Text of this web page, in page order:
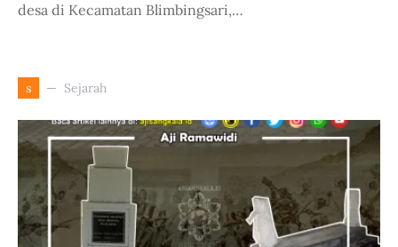
desa di Kecamatan Blimbingsari,…
s Sejarah